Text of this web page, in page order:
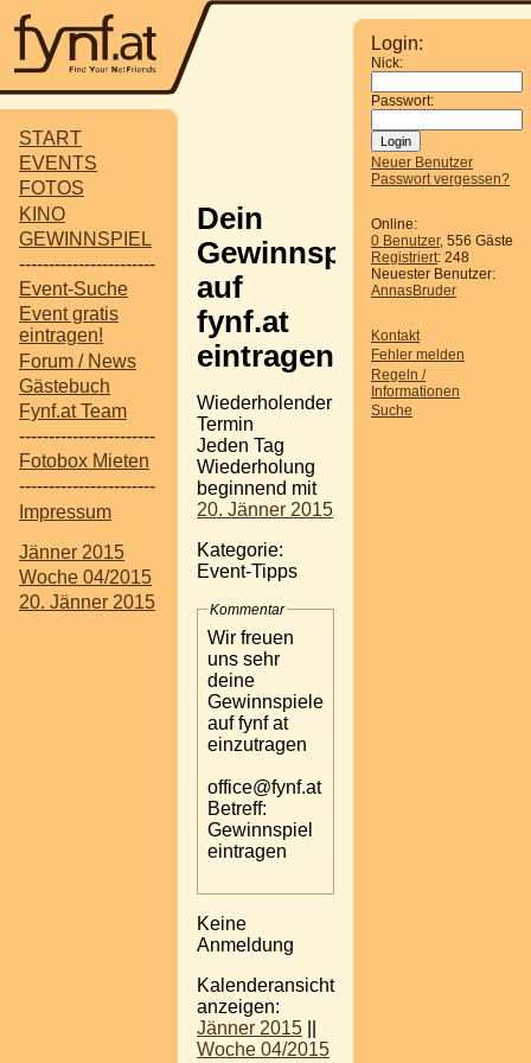
START
EVENTS
FOTOS
KINO
GEWINNSPIEL
-----------------------
Event-Suche
Event gratis
eintragen!
Forum / News
Gästebuch
Fynf.at Team
-----------------------
Fotobox Mieten
-----------------------
Impressum
Jänner 2015
Woche 04/2015
20. Jänner 2015
Login:
Nick:
Passwort:
Neuer Benutzer
Passwort vergessen?
Online:
0 Benutzer, 556 Gäste
Registriert: 248
Neuester Benutzer:
AnnasBruder
Kontakt
Fehler melden
Regeln /
Informationen
Suche
Dein
Gewinnspiel
auf
fynf.at
eintragen
Wiederholender
Termin
Jeden Tag
Wiederholung
beginnend mit
20. Jänner 2015
Kategorie:
Event-Tipps
Kommentar
Wir freuen
uns sehr
deine
Gewinnspiele
auf fynf at
einzutragen
office@fynf.at
Betreff:
Gewinnspiel
eintragen
Keine
Anmeldung
Kalenderansicht
anzeigen:
Jänner 2015
Woche 04/2015